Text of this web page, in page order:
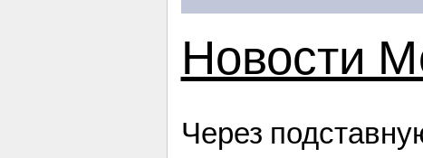
Новости
Через